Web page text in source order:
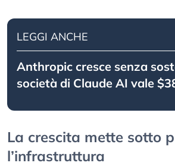
LEGGI ANCHE
Anthropic cresce senza
società di Claude AI vale
La crescita mette sotto
l’infrastruttura